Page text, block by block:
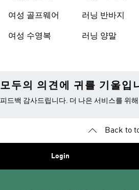
여성 골프웨어
여성 수영복
러닝 반바지
러닝 양말
모두의 의견에 귀를 기울입
피드백 감사드립니다. 더 나은 서비스를 위
Back to
Login